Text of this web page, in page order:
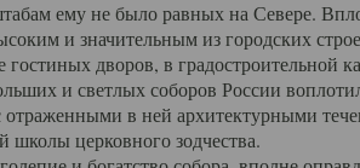
ему не было равных на Севере.
и значительным из городских
гостиных дворов, в градостроительной
и светлых соборов России
отраженными в ней архитектурными
школы церковного зодчества.